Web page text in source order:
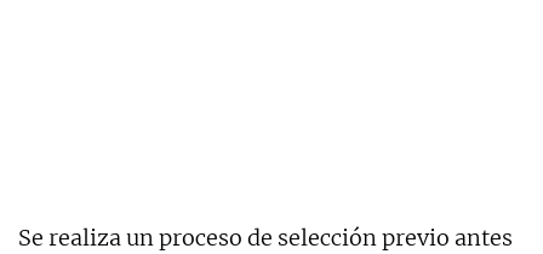
Se realiza un proceso de selección previo antes